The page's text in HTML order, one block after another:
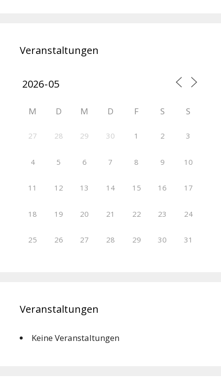
Veranstaltungen
M D M D F S S
27 28 29 30 1 2 3
4 5 6 7 8 9 10
11 12 13 14 15 16 17
18 19 20 21 22 23 24
25 26 27 28 29 30 31
Veranstaltungen
Keine Veranstaltungen